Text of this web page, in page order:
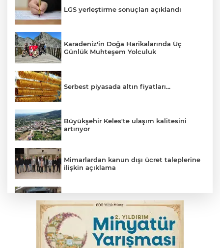
LGS yerleştirme sonuçları açıklandı
Karadeniz'in Doğa Harikalarında Üç
Günlük Muhteşem Yolculuk
Serbest piyasada altın fiyatları...
Büyükşehir Keles'te ulaşım kalitesini
artırıyor
Mimarlardan kanun dışı ücret taleplerine
ilişkin açıklama
Başkan Aydın: Tüm imkanları sunuyoruz
Başkan Dalgıç: Denizler halkındır